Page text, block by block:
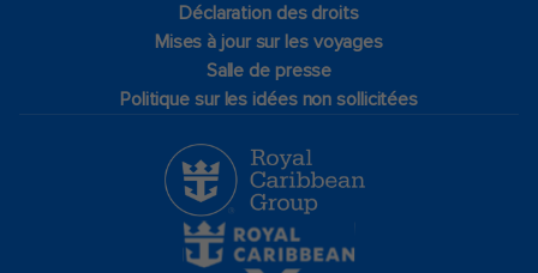
Déclaration des droits
Mises à jour sur les voyages
Salle de presse
Politique sur les idées non sollicitées